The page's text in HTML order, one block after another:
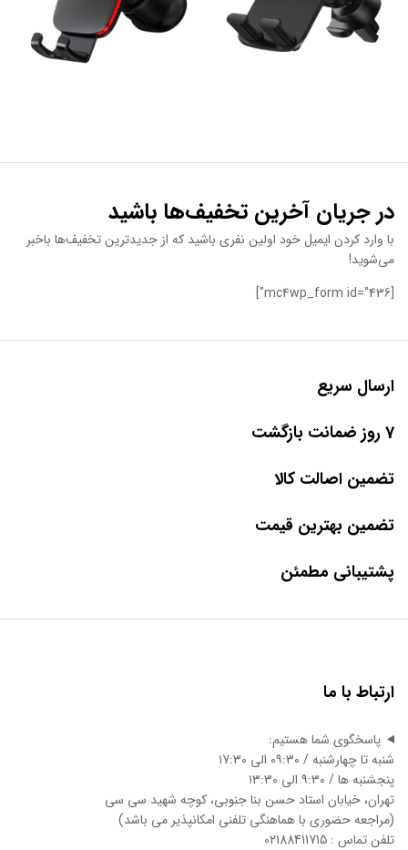
در جریان آخرین تخفیف‌ها باشید
با وارد کردن ایمیل خود اولین نفری باشید که از جدیدترین تخفیف‌ها باخبر
می‌شوید!
[mc4wp_form id="436"]
ارسال سریع
7 روز ضمانت بازگشت
تضمین اصالت کالا
تضمین بهترین قیمت
پشتیبانی مطمئن
ارتباط با ما
پاسخگوی شما هستیم:
شنبه تا چهارشنبه / ۰۹:۳۰ الی ۱7:3۰
پنجشنبه ها / ۹:۳۰ الی ۱3:3۰
تهران، خیابان استاد حسن بنا جنوبی، کوچه شهید سی سی
(مراجعه حضوری با هماهنگی تلفنی امکانپذیر می باشد)
تلفن تماس : 02188411715